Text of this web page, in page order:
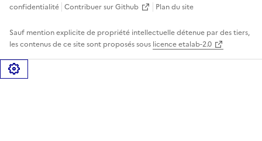
confidentialité Contribuer sur Github Plan du site
Sauf mention explicite de propriété intellectuelle détenue par des tiers,
les contenus de ce site sont proposés sous licence etalab-2.0
Gérer les cookies